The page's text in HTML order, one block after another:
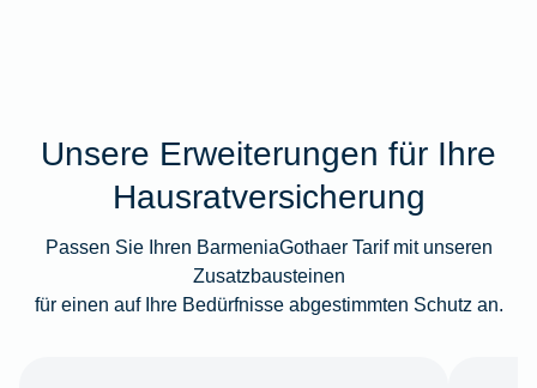
Unsere Erweiterungen für Ihre
Hausratversicherung
Passen Sie Ihren BarmeniaGothaer Tarif mit unseren
Zusatzbausteinen
für einen auf Ihre Bedürfnisse abgestimmten Schutz an.